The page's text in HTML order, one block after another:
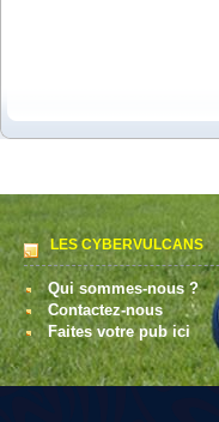
LES CYBERVULCANS
Qui sommes-nous ?
Contactez-nous
Faites votre pub ici